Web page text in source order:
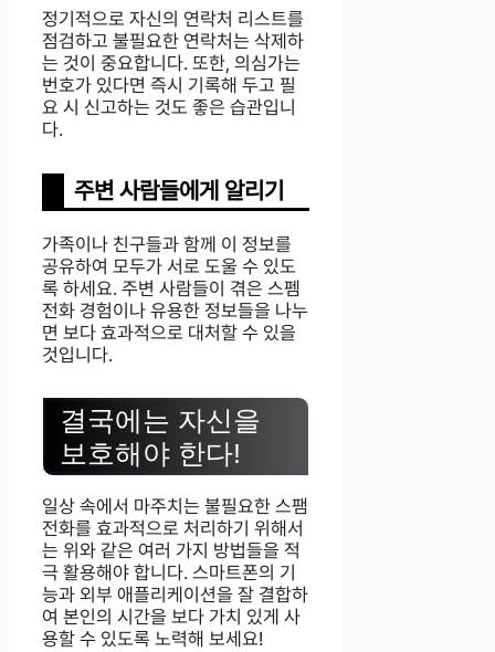
정기적으로 자신의 연락처 리스트를
점검하고 불필요한 연락처는 삭제하
는 것이 중요합니다. 또한, 의심가는
번호가 있다면 즉시 기록해 두고 필
요 시 신고하는 것도 좋은 습관입니
다.
주변 사람들에게 알리기
가족이나 친구들과 함께 이 정보를
공유하여 모두가 서로 도울 수 있도
록 하세요. 주변 사람들이 겪은 스펨
전화 경험이나 유용한 정보들을 나누
면 보다 효과적으로 대처할 수 있을
것입니다.
결국에는 자신을
보호해야 한다!
일상 속에서 마주치는 불필요한 스팸
전화를 효과적으로 처리하기 위해서
는 위와 같은 여러 가지 방법들을 적
극 활용해야 합니다. 스마트폰의 기
능과 외부 애플리케이션을 잘 결합하
여 본인의 시간을 보다 가치 있게 사
용할 수 있도록 노력해 보세요!